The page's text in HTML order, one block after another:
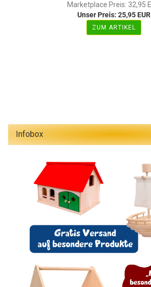
Marketplace Preis: 32,95
Unser Preis: 25,95 EUR
ZUM ARTIKEL
Infobox